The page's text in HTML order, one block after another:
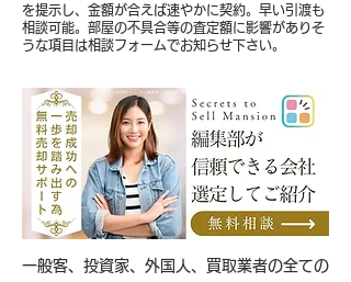
を提示し、金額が合えば速やかに契約。早い引渡も
相談可能。部屋の不具合等の査定額に影響がありそ
うな項目は相談フォームでお知らせ下さい。
​一般客、投資家、外国人、買取業者の全ての